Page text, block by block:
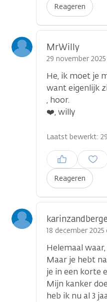
Reageren
MrWilly
29 november 2025
He, ik moet je
want eigenlijk
, hoor.
❤️, willy
Laatst bewerkt:
Reageren
Inloggen om een
plaatsen
18 december 2025
Helemaal
Maar je hebt
je in een korte
Mijn kanker
heb ik nu al 3